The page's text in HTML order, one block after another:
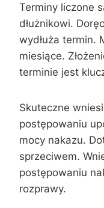
Terminy liczone
dłużnikowi.
wydłuża termin.
miesiące.
terminie jest
Skuteczne
postępowaniu
mocy nakazu.
sprzeciwem.
postępowaniu
rozprawy.